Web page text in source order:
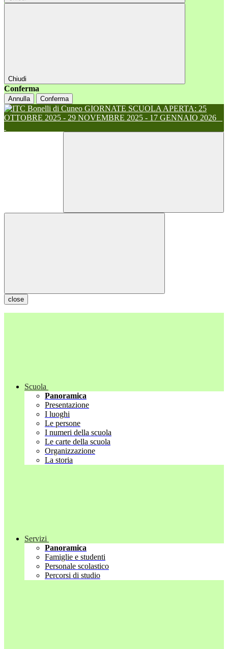
Chiudi
Conferma
Annulla Conferma
GIORNATE SCUOLA APERTA: 25
OTTOBRE 2025 - 29 NOVEMBRE 2025 - 17 GENNAIO 2026
close
Scuola
Panoramica
Presentazione
I luoghi
Le persone
I numeri della scuola
Le carte della scuola
Organizzazione
La storia
Servizi
Panoramica
Famiglie e studenti
Personale scolastico
Percorsi di studio